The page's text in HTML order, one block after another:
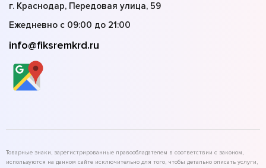
г. Краснодар, Передовая улица, 59
Ежедневно с 09:00 до 21:00
info@fiksremkrd.ru
Товарные знаки, зарегистрированные правообладателем в соответствии с законом,
используются на данном сайте исключительно для того, чтобы детально описать услуги,